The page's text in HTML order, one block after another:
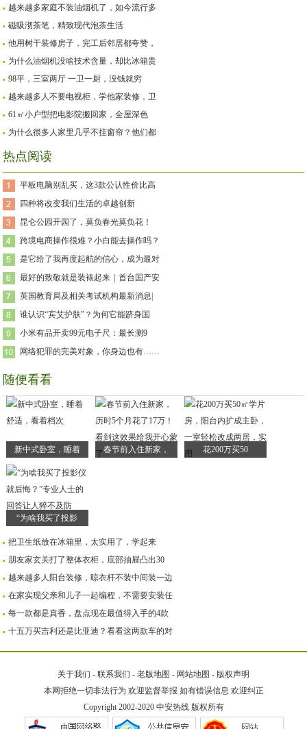
越来越多家庭不装油烟机了，如今流行多
磁吸沏茶笔，精致现代泡茶生活
他用树干装修房子，完工后邻居都夸赞，
为什么油烟机没啥技术含量，却比冰箱贵
98平，三室两厅 一卫一厨，没钱就穷
越来越多人不要电视柜，学他家装修，卫
61㎡小户型把电影院搬回家，全屋深色
为什么很多人家里几乎不挂窗帘？他们都
热点阅读
平板电脑别乱买，这3款公认性价比高
四种将改变我们生活的卓越创新
昆仑公园开园了，莫负春光莫负花！
跨境电商操作很难？小白能去操作吗？
是它给了我再度起航的信心，成为最对
最好的致敬就是装裱起来｜首台国产安
英国教育局及相关考试机构最新消息|
谁认识“宾艾护肤”？为何它能跻身国
小米有品开卖99元电子尺：最长测9
网络犯罪的完美对象，你身边也有……
随便看看
新中式卧室，睡着 春节前入住新家， 花200万买50
“为啥我买了投影
把卫生纸放在冰箱里，太实用了，学起来
朋友家玄关打了整体衣柜，底部抽屉凸出30
越来越多人阳台装修，晾衣杆不装中间装一边
在家实现父亲和儿子一起编程，不需要安装任
每一款都是真香，盘点现在最值得入手的4款
十五万买吉利还是比亚迪？看看这两款车的对
关于我们 - 联系我们 - 老版地图 - 网站地图 - 版权声明
本网拒绝一切非法行为 欢迎监督举报 如有错误信息 欢迎纠正
Copyright 2002-2020 中安热线版权所有